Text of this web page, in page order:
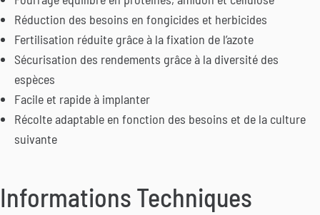
Réduction des besoins en fongicides et herbicides
Fertilisation réduite grâce à la fixation de l’azote
Sécurisation des rendements grâce à la diversité des
espèces
Facile et rapide à implanter
Récolte adaptable en fonction des besoins et de la culture
suivante
Informations Techniques